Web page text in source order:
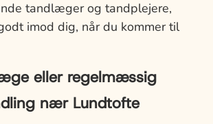
tandlæger og tandplejere,
imod dig, når du kommer til
eller regelmæssig
nær Lundtofte